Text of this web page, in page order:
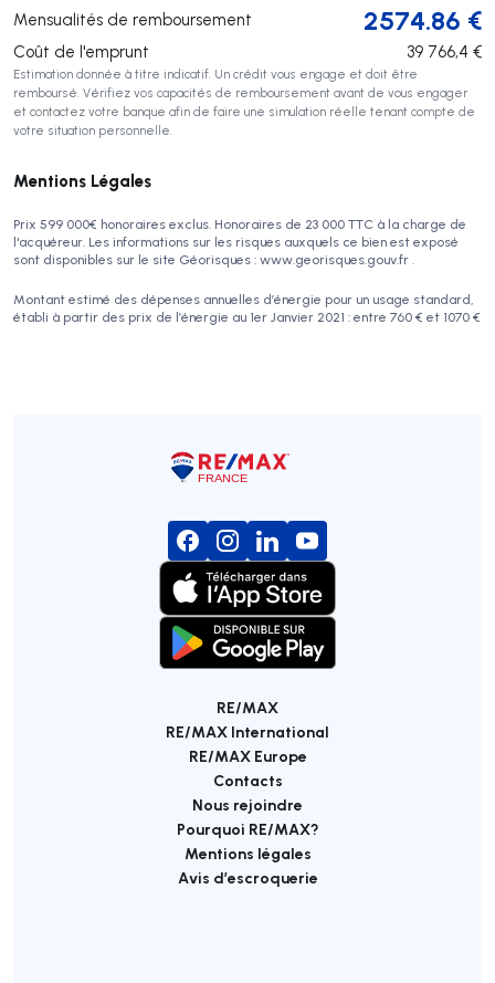
Mensualités de remboursement
2574.86 €
Coût de l'emprunt 39 766,4 €
Estimation donnée à titre indicatif. Un crédit vous engage et doit être
remboursé. Vérifiez vos capacités de remboursement avant de vous engager
et contactez votre banque afin de faire une simulation réelle tenant compte de
votre situation personnelle.
Mentions Légales
Prix 599 000€ honoraires exclus. Honoraires de 23 000 TTC à la charge de
l'acquéreur. Les informations sur les risques auxquels ce bien est exposé
sont disponibles sur le site Géorisques : www.georisques.gouv.fr .
Montant estimé des dépenses annuelles d’énergie pour un usage standard,
établi à partir des prix de l’énergie au 1er Janvier 2021 : entre 760 € et 1070 €
RE/MAX
RE/MAX International
RE/MAX Europe
Contacts
Nous rejoindre
Pourquoi RE/MAX?
Mentions légales
Avis d’escroquerie